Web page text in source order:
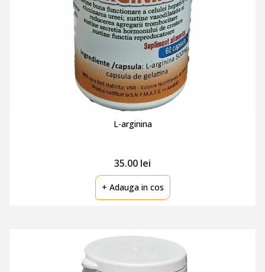
L-arginina
35.00 lei
+ Adauga in cos